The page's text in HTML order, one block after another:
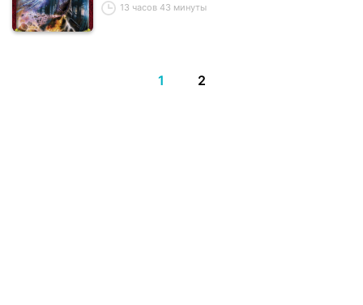
13 часов 43 минуты
1 2